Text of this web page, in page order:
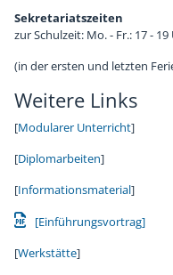
Sekretariatszeiten
zur Schulzeit: Mo. - Fr.: 17 -
(in der ersten und letzten
Weitere Links
[Modularer Unterricht]
[Diplomarbeiten]
[Informationsmaterial]
[Einführungsvortrag]
[Werkstätte]